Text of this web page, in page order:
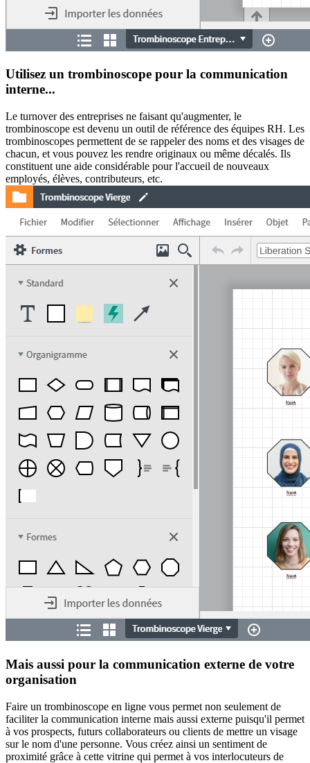
Utilisez un trombinoscope pour la communication
interne...
Le turnover des entreprises ne faisant qu'augmenter, le
trombinoscope est devenu un outil de référence des équipes RH. Les
trombinoscopes permettent de se rappeler des noms et des visages de
chacun, et vous pouvez les rendre originaux ou même décalés. Ils
constituent une aide considérable pour l'accueil de nouveaux
employés, élèves, contributeurs, etc.
Mais aussi pour la communication externe de votre
organisation
Faire un trombinoscope en ligne vous permet non seulement de
faciliter la communication interne mais aussi externe puisqu'il permet
à vos prospects, futurs collaborateurs ou clients de mettre un visage
sur le nom d'une personne. Vous créez ainsi un sentiment de
proximité grâce à cette vitrine qui permet à vos interlocuteurs de